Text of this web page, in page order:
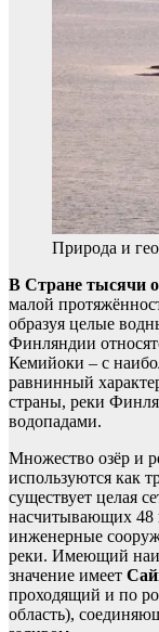
Природа и
В Стране тысячи
малой
образуя целые
Финляндии
Кемийоки – с
равнинный
страны, реки
водопадами.
Множество озёр и
используются как
существует целая
насчитывающих 48
инженерные
реки. Имеющий
значение имеет
проходящий и по
область),